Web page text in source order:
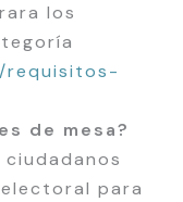
los
requisitos-
de mesa?
para